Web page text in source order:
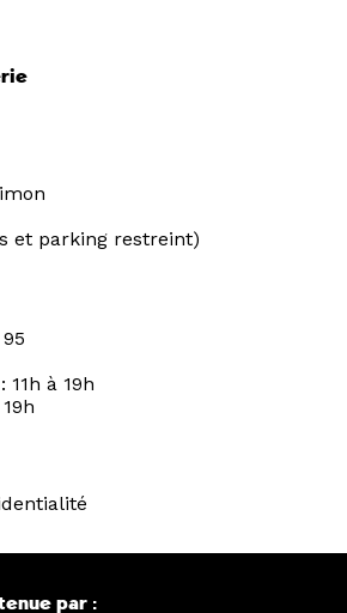
et parking restreint)
à 19h
par :